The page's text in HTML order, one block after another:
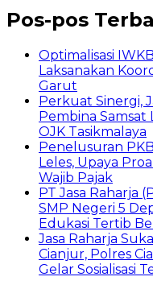
Pos-pos
Optimalisasi
Laksanakan
Garut
Perkuat Sinergi,
Pembina Samsat
OJK Tasikmalaya
Penelusuran
Leles, Upaya
Wajib Pajak
PT Jasa Raharja
SMP Negeri 5
Edukasi Tertib
Jasa Raharja
Cianjur, Polres
Gelar Sosialisasi